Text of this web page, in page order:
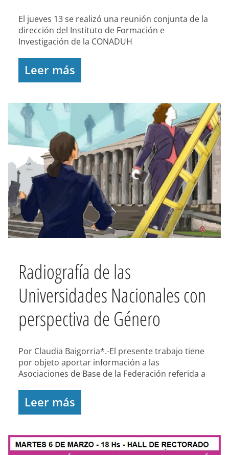
El jueves 13 se realizó una reunión conjunta de la
dirección del Instituto de Formación e
Investigación de la CONADUH
Leer más
Radiografía de las
Universidades Nacionales con
perspectiva de Género
Por Claudia Baigorria*.-El presente trabajo tiene
por objeto aportar información a las
Asociaciones de Base de la Federación referida a
Leer más